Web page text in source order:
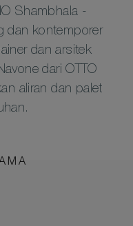
Shambhala -
dan kontemporer
dan arsitek
dari OTTO
aliran dan palet